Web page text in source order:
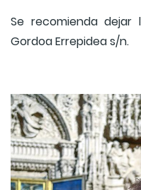
Se recomienda dejar
Gordoa Errepidea s/n.